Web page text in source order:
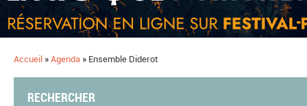
Accueil »Agenda » Ensemble Diderot
RECHERCHER